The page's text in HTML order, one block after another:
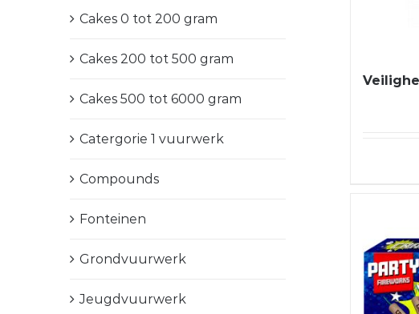
Cakes 0 tot 200 gram
Cakes 200 tot 500 gram
Cakes 500 tot 6000 gram
Catergorie 1 vuurwerk
Compounds
Fonteinen
Grondvuurwerk
Jeugdvuurwerk